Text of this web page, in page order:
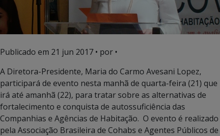
Publicado em 21 jun 2017 • por •
A Diretora-Presidente, Maria do Carmo Avesani Lopez,
participará de evento nesta manhã de quarta-feira (21) que
irá até amanhã (22), para tratar sobre as alternativas de
fortalecimento e conquista de autossuficiência das
Companhias e Agências de Habitação. O evento é realizado
pela Associação Brasileira de Cohabs e Agentes Públicos de